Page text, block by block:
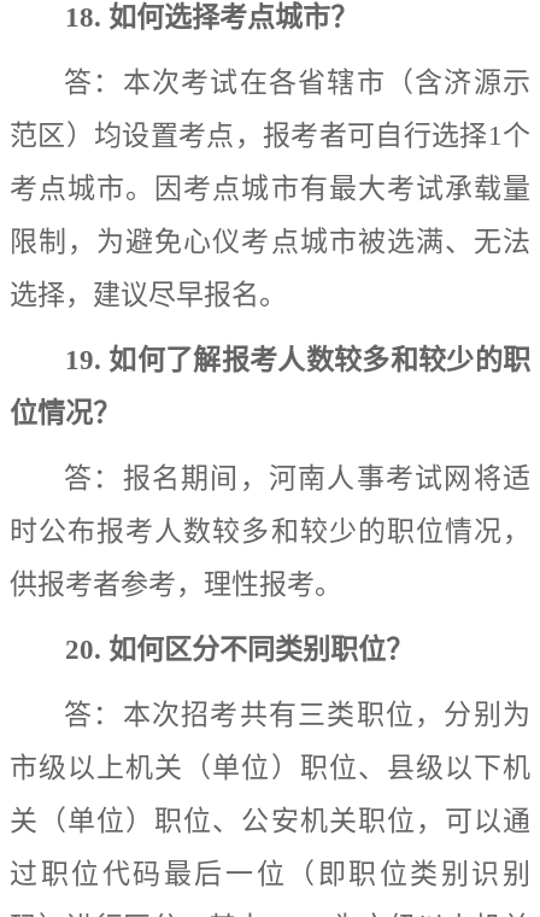
18. 如何选择考点城市？
答： 本次考试在各省辖市（含济源示
范区）均设置考点，报考者可自行选择1 个
考点城市。
因考点城市有最大考试承载量
限制，为避免心仪考点城市被选满、无法
选择， 建议尽早报名。
19. 如何了解报考人数较多和较少的职
位情况？
答：报名期间，河南人事考试网将适
时公布报考人数较多和较少的职位情况，
供报考者参考 ， 理性报考。
20. 如何区分不同类别职位？
答： 本次招考共有三类职位，分别为
市级 以上机关（单位） 职位、 县级以下机
关（单位） 职位、公安机关职位，可以通
过职位代码最后一位（即职位类别识别